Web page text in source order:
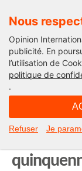
Nous
Opinion
publicité. En
l’utilisation de
politique de
.
Refuser Je
Solutions
Et si l’on